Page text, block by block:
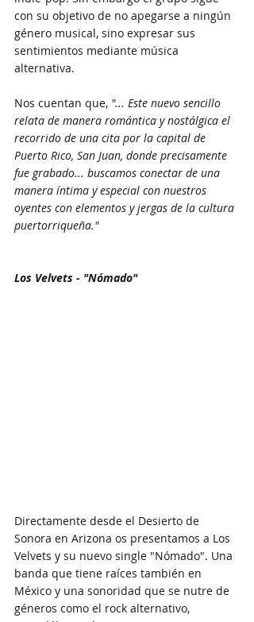
con su objetivo de no apegarse a ningún
género musical, sino expresar sus
sentimientos mediante música
alternativa.
Nos cuentan que, "... Este nuevo sencillo
relata de manera romántica y nostálgica el
recorrido de una cita por la capital de
Puerto Rico, San Juan, donde precisamente
fue grabado... buscamos conectar de una
manera íntima y especial con nuestros
oyentes con elementos y jergas de la cultura
puertorriqueña."
Los Velvets - "Nómado"
Directamente desde el Desierto de
Sonora en Arizona os presentamos a Los
Velvets y su nuevo single "Nómado". Una
banda que tiene raíces también en
México y una sonoridad que se nutre de
géneros como el rock alternativo,